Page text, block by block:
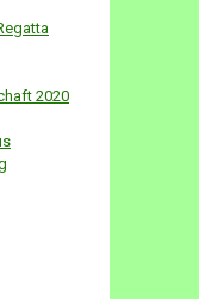
2020